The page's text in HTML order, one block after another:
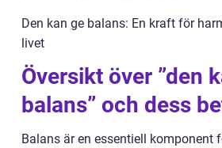
Den kan ge balans: En kraft för
livet
Översikt över ”den
balans” och dess
Balans är en essentiell komponent